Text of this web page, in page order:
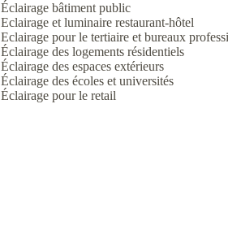
Éclairage bâtiment public
Eclairage et luminaire restaurant-hôtel
Eclairage pour le tertiaire et bureaux
Éclairage des logements résidentiels
Éclairage des espaces extérieurs
Éclairage des écoles et universités
Éclairage pour le retail